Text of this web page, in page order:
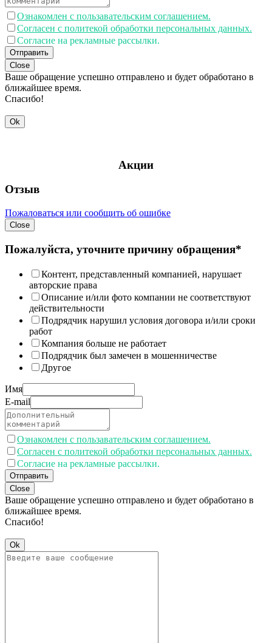
Ознакомлен с пользавательским соглашением.
Согласен с политекой обработки персональных данных.
Согласие на рекламные рассылки.
Отправить
Close
Ваше обращение успешно отправлено и будет обработано в
ближайшее время.
Спасибо!
Ok
Акции
Отзыв
Пожаловаться или сообщить об ошибке
Close
Пожалуйста, уточните причину обращения*
Контент, представленный компанией, нарушает
авторские права
Описание и/или фото компании не соответствуют
действительности
Подрядчик нарушил условия договора и/или сроки
работ
Компания больше не работает
Подрядчик был замечен в мошенничестве
Другое
Имя
E-mail
Ознакомлен с пользавательским соглашением.
Согласен с политекой обработки персональных данных.
Согласие на рекламные рассылки.
Отправить
Close
Ваше обращение успешно отправлено и будет обработано в
ближайшее время.
Спасибо!
Ok